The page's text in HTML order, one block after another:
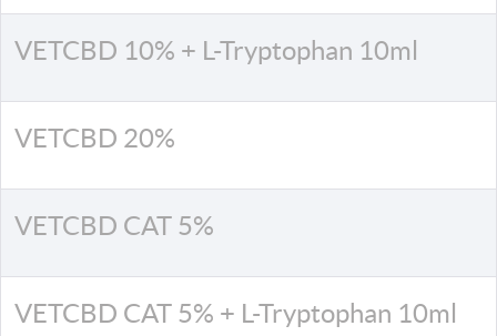
VETCBD 10% + L-Tryptophan 10ml
VETCBD 20%
VETCBD CAT 5%
VETCBD CAT 5% + L-Tryptophan 10ml